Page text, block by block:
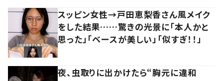
スッピン女性→戸田恵梨香さん風メイク
をした結果……驚きの光景に「本人かと
思った」「ベースが美しい」「似すぎ！！」
夜、虫取りに出かけたら“胸元に違和